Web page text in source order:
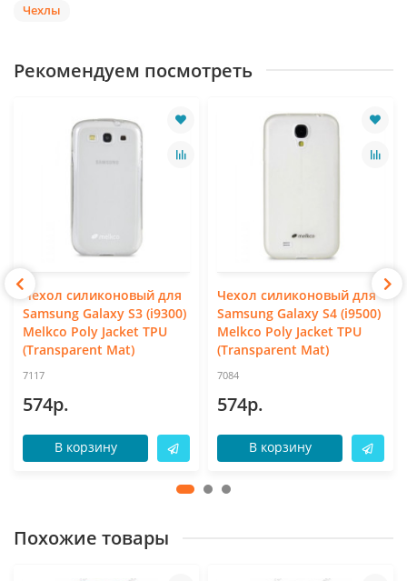
Чехлы
Рекомендуем посмотреть
Чехол силиконовый для
Samsung Galaxy S3 (i9300)
Melkco Poly Jacket TPU
(Transparent Mat)
7117
574р.
В корзину
Чехол силиконовый для
Samsung Galaxy S4 (i9500)
Melkco Poly Jacket TPU
(Transparent Mat)
7084
574р.
В корзину
Похожие товары